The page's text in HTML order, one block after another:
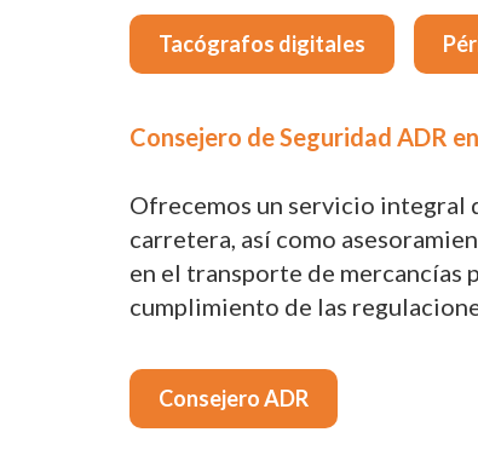
Tacógrafos digitales
Consejero de Seguridad ADR
Ofrecemos un servicio integral
carretera, así como
en el transporte de mercancías
cumplimiento de las
Consejero ADR